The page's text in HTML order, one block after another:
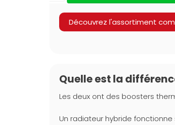
Découvrez l'assortiment
Quelle est la
Les deux ont des boosters
Un radiateur hybride